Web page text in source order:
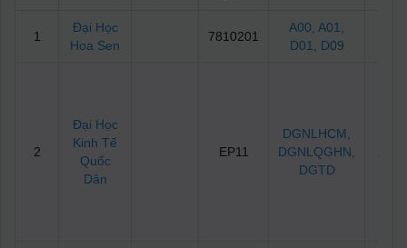
1
Đại Học
Hoa Sen
7810201
A00 , A01
D01
, D09
2
Đại Học
Kinh Tế
Quốc
Dân
EP11
DGNLHCM
DGNLQGHN
DGTD